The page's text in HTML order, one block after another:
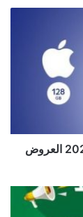
عروض كارفور بصفحة واحدة اليوم 17 مايو 2024 العروض